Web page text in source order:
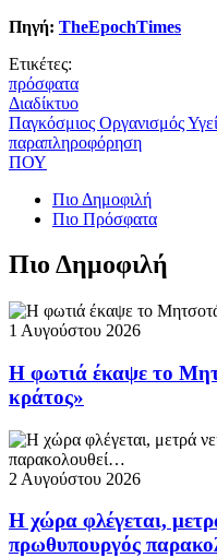
Πηγή: TheEpochTimes
Ετικέτες:
πρόσφατα
Διαδίκτυο
Παγκόσμιος Οργανισμός
παραπληροφόρηση
ΠΟΥ
Πιο Δημοφιλή
Πιο Πρόσφατα
Πιο Δημοφιλή
1 Αυγούστου 2026
Η φωτιά έκαψε το
κράτος»
2 Αυγούστου 2026
Η χώρα φλέγεται,
πρωθυπουργός